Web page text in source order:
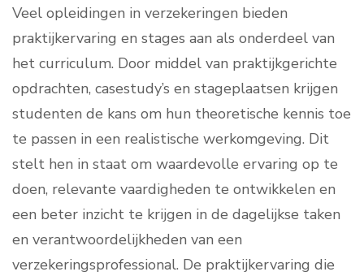
Veel opleidingen in verzekeringen bieden
praktijkervaring en stages aan als onderdeel van
het curriculum. Door middel van praktijkgerichte
opdrachten, casestudy’s en stageplaatsen krijgen
studenten de kans om hun theoretische kennis toe
te passen in een realistische werkomgeving. Dit
stelt hen in staat om waardevolle ervaring op te
doen, relevante vaardigheden te ontwikkelen en
een beter inzicht te krijgen in de dagelijkse taken
en verantwoordelijkheden van een
verzekeringsprofessional. De praktijkervaring die